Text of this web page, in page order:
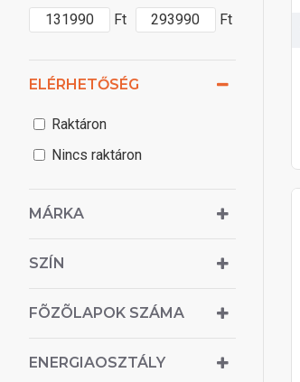
Ft Ft
MÁRKA
SZÍN
FÕZÕLAPOK SZÁMA
ENERGIAOSZTÁLY
ELÉRHETŐSÉG
Raktáron
Nincs raktáron